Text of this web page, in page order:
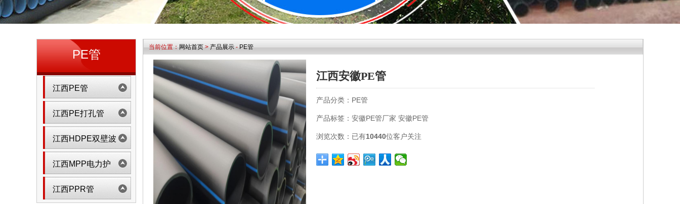
当前位置：网站首页>产品展示-PE管
江西安徽PE管
产品分类： PE管
产品标签： 安徽PE管厂家 安徽PE管
浏览次数： 已有10440位客户关注
PE管
江西PE管
江西PE打孔管
江西HDPE双壁波
纹管江西MPP电力护
套管江西PPR管